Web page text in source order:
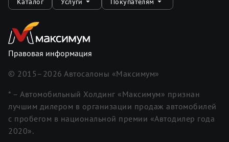
Правовая информация
© 2015– 2026 Автосалоны «Максимум»
* – Автомобильный Холдинг «Максимум» признан
лучшим дилером в организации продаж автомобилей
с пробегом в национальной премии «Автодилер года
2020».